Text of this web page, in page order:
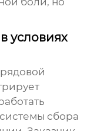
условиях
сбора